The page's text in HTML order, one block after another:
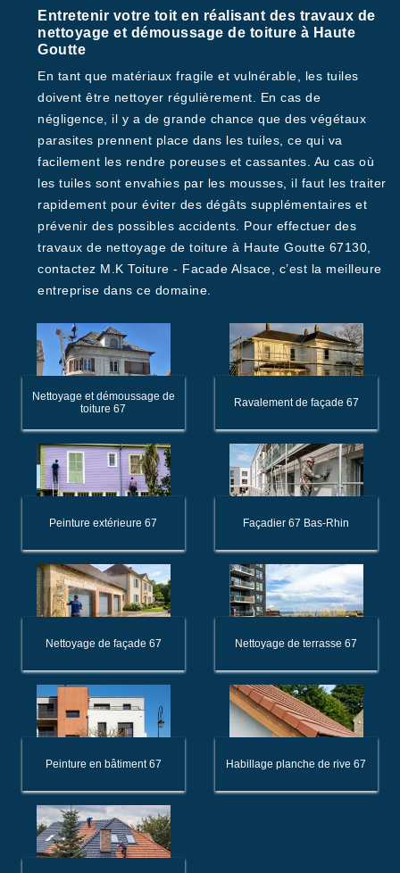
Entretenir votre toit en réalisant des travaux de
nettoyage et démoussage de toiture à Haute
Goutte
En tant que matériaux fragile et vulnérable, les tuiles
doivent être nettoyer régulièrement. En cas de
négligence, il y a de grande chance que des végétaux
parasites prennent place dans les tuiles, ce qui va
facilement les rendre poreuses et cassantes. Au cas où
les tuiles sont envahies par les mousses, il faut les traiter
rapidement pour éviter des dégâts supplémentaires et
prévenir des possibles accidents. Pour effectuer des
travaux de nettoyage de toiture à Haute Goutte 67130,
contactez M.K Toiture - Facade Alsace, c’est la meilleure
entreprise dans ce domaine.
Nettoyage et démoussage de
toiture 67
Ravalement de façade 67
Peinture extérieure 67 Façadier 67 Bas-Rhin
Nettoyage de façade 67 Nettoyage de terrasse 67
Peinture en bâtiment 67 Habillage planche de rive 67